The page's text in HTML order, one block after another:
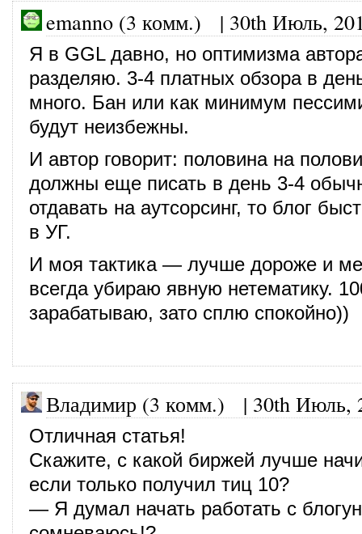
emanno (3 комм.) | 30th Июль,
Я в GGL давно, но оптимизма
разделяю. 3-4 платных обзора в
много. Бан или как минимум
будут неизбежны.
И автор говорит: половина на
должны еще писать в день 3-4
отдавать на аутсорсинг, то блог
в УГ.
И моя тактика — лучше дороже и
всегда убираю явную нетематику.
зарабатываю, зато сплю спокойно))
Владимир (3 комм.) | 30th Июль,
Отличная статья!
Скажите, с какой биржей лучше
если только получил тиц 10?
— Я думал начать работать с